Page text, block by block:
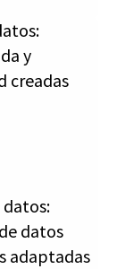
y
creadas
datos
adaptadas